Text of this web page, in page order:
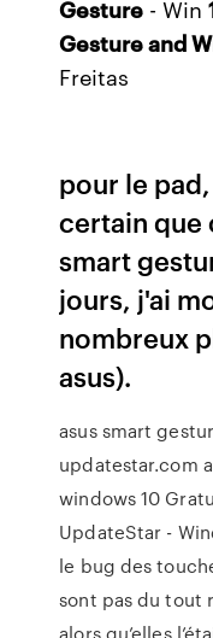
Gesture - Win
Gesture and
Freitas
pour le
certain que
smart
jours, j'ai
nombreux
asus).
asus smart
updatestar.com
windows 10
UpdateStar -
le bug des
sont pas du tout
alors qu’elles